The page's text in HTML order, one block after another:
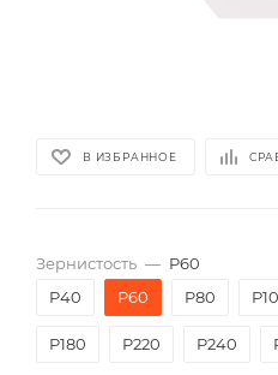
В ИЗБРАННОЕ
Зернистость — P60
P40
P60 P80
P180 P220 P240